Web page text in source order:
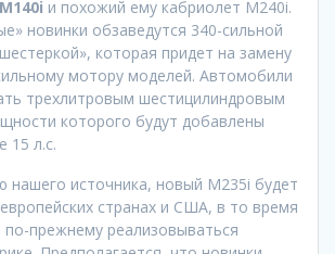
M140i и похожий ему кабриолет M240i.
новинки обзаведутся 340-сильной
которая придет на замену
мотору моделей. Автомобили
трехлитровым шестицилиндровым
которого будут добавлены
15 л.с.
нашего источника, новый M235i будет
странах и США, в то время
по-прежнему реализовываться